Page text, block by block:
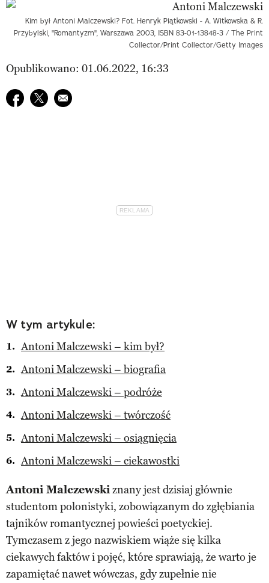
Kim był Antoni Malczewski? Fot. Henryk Piątkowski - A. Witkowska & R.
Przybylski, "Romantyzm", Warszawa 2003, ISBN 83-01-13848-3 / The Print
Collector/Print Collector/Getty Images
Opublikowano: 01.06.2022, 16:33
Udostępnij na facebook
Udostępnij na twitter
E-mail do przyjaciela
W tym artykule:
Antoni Malczewski – kim był?
Antoni Malczewski – biografia
Antoni Malczewski – podróże
Antoni Malczewski – twórczość
Antoni Malczewski – osiągnięcia
Antoni Malczewski – ciekawostki
Antoni Malczewskiznany jest dzisiaj głównie
studentom polonistyki, zobowiązanym do zgłębiania
tajników romantycznej powieści poetyckiej.
Tymczasem z jego nazwiskiem wiąże się kilka
ciekawych faktów i pojęć, które sprawiają, że warto je
zapamiętać nawet wówczas, gdy zupełnie nie